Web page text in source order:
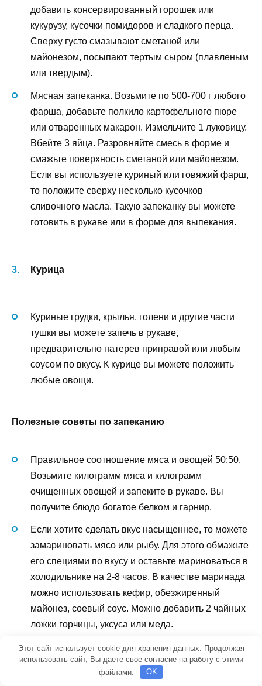
добавить консервированный горошек или
кукурузу, кусочки помидоров и сладкого перца.
Сверху густо смазывают сметаной или
майонезом, посыпают тертым сыром (плавленым
или твердым).
Мясная запеканка. Возьмите по 500-700 г любого
фарша, добавьте полкило картофельного пюре
или отваренных макарон. Измельчите 1 луковицу.
Вбейте 3 яйца. Разровняйте смесь в форме и
смажьте поверхность сметаной или майонезом.
Если вы используете куриный или говяжий фарш,
то положите сверху несколько кусочков
сливочного масла. Такую запеканку вы можете
готовить в рукаве или в форме для выпекания.
Курица
Куриные грудки, крылья, голени и другие части
тушки вы можете запечь в рукаве,
предварительно натерев приправой или любым
соусом по вкусу. К курице вы можете положить
любые овощи.
Полезные советы по запеканию
Правильное соотношение мяса и овощей 50:50.
Возьмите килограмм мяса и килограмм
очищенных овощей и запеките в рукаве. Вы
получите блюдо богатое белком и гарнир.
Если хотите сделать вкус насыщеннее, то можете
замариновать мясо или рыбу. Для этого обмажьте
его специями по вкусу и оставьте мариноваться в
холодильнике на 2-8 часов. В качестве маринада
можно использовать кефир, обезжиренный
майонез, соевый соус. Можно добавить 2 чайных
ложки горчицы, уксуса или меда.
Улучшить вкус мясных и рыбных запеканок,
можно добавив к ним пассированные лук и
Этот сайт использует cookie для хранения данных. Продолжая
использовать сайт, Вы даете свое согласие на работу с этими
файлами.
OK